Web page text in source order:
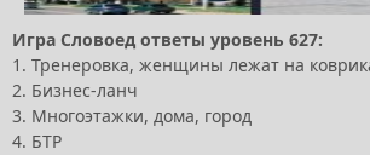
Игра Словоед ответы уровень 627:
1. Тренеровка, женщины лежат на
2. Бизнес-ланч
3. Многоэтажки, дома, город
4. БТР